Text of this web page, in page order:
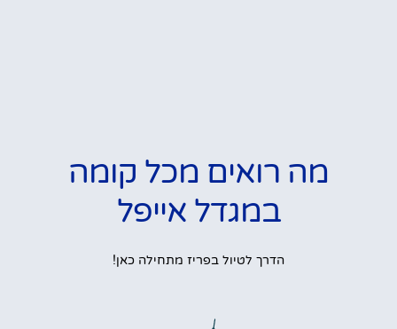
מה רואים מכל קומה
במגדל אייפל
הדרך לטיול בפריז מתחילה כאן!